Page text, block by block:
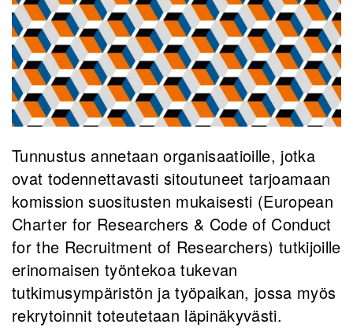
Tunnustus annetaan organisaatioille, jotka
ovat todennettavasti sitoutuneet tarjoamaan
komission suositusten mukaisesti (European
Charter for Researchers & Code of Conduct
for the Recruitment of Researchers) tutkijoille
erinomaisen työntekoa tukevan
tutkimusympäristön ja työpaikan, jossa myös
rekrytoinnit toteutetaan läpinäkyvästi.